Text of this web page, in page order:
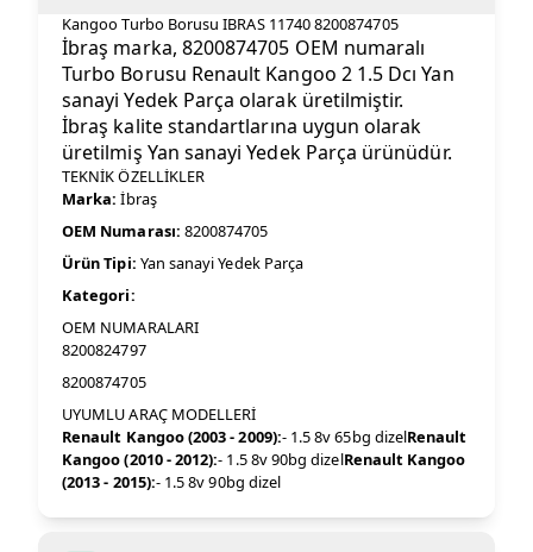
Kangoo Turbo Borusu IBRAS 11740 8200874705
İbraş marka, 8200874705 OEM numaralı
Turbo Borusu Renault Kangoo 2 1.5 Dcı Yan
sanayi Yedek Parça olarak üretilmiştir.
İbraş kalite standartlarına uygun olarak
üretilmiş Yan sanayi Yedek Parça ürünüdür.
TEKNİK ÖZELLİKLER
Marka: İbraş
OEM Numarası: 8200874705
Ürün Tipi: Yan sanayi Yedek Parça
Kategori:
OEM NUMARALARI
8200824797
8200874705
UYUMLU ARAÇ MODELLERİ
Renault Kangoo (2003 - 2009):- 1.5 8v 65bg dizelRenault
Kangoo (2010 - 2012):- 1.5 8v 90bg dizelRenault Kangoo
(2013 - 2015):- 1.5 8v 90bg dizel